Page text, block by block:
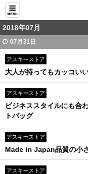
2018年07月
07月31日
アスキーストア
大人が持ってもカッコい
アスキーストア
ビジネススタイルにも合
トバッグ
アスキーストア
Made in Japan品質の小
アスキーストア